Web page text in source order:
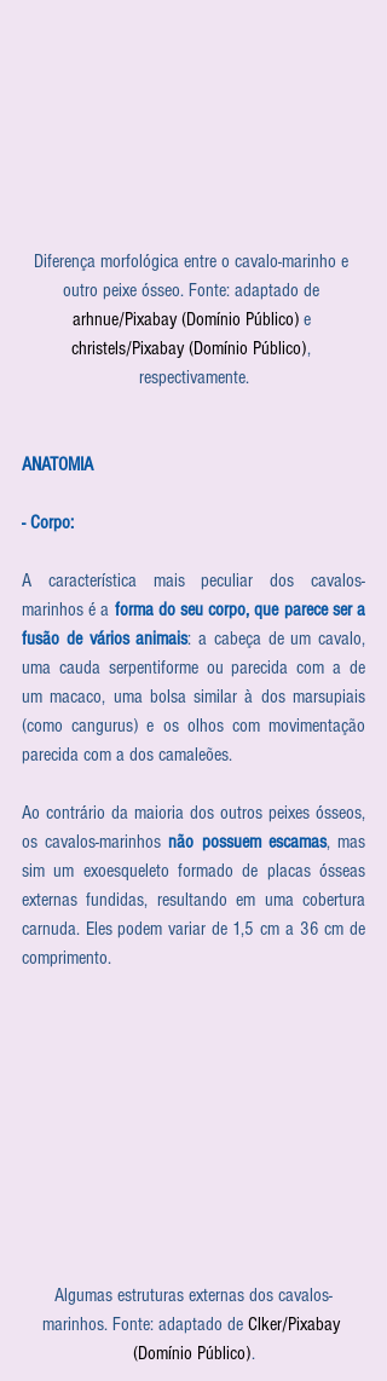
Diferença morfológica entre o cavalo-marinho e
outro peixe ósseo. Fonte: adaptado de
arhnue/Pixabay (Domínio Público) e
christels/Pixabay (Domínio Público),
respectivamente.
ANATOMIA
- Corpo:
A característica mais peculiar dos cavalos-
marinhos é a forma do seu corpo, que parece ser a
fusão de vários animais: a cabeça de um cavalo,
uma cauda serpentiforme ou parecida com a de
um macaco, uma bolsa similar à dos marsupiais
(como cangurus) e os olhos com movimentação
parecida com a dos camaleões.
Ao contrário da maioria dos outros peixes ósseos,
os cavalos-marinhos não possuem escamas, mas
sim um exoesqueleto formado de placas ósseas
externas fundidas, resultando em uma cobertura
carnuda. Eles podem variar de 1,5 cm a 36 cm de
comprimento.
Algumas estruturas externas dos cavalos-
marinhos. Fonte: adaptado de Clker/Pixabay
(Domínio Público).